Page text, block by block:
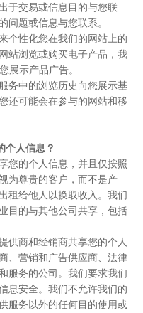
于交易或信息目的与您联
问题或信息与您联系。
个性化您在我们的网站上的
站浏览或购买电子产品，我
展示产品广告。
务中的浏览历史向您展示基
还可能会在参与的网站和移
个人信息？
您的个人信息，并且仅按照
为尊贵的客户，而不是产
租给他人以换取收入。我们
目的与其他公司共享，包括
供商和经销商共享您的个人
、营销和广告供应商、法律
服务的公司。我们要求我们
息安全。我们不允许我们的
服务以外的任何目的使用或